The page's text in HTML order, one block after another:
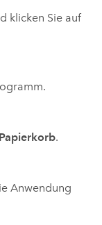
klicken Sie auf
Papierkorb.
Anwendung